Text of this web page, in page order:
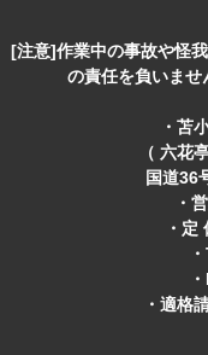
[注意]作業中の事故や怪
の責任を負いませ
・苫
（ 六花
国道36号
・
・
・適格